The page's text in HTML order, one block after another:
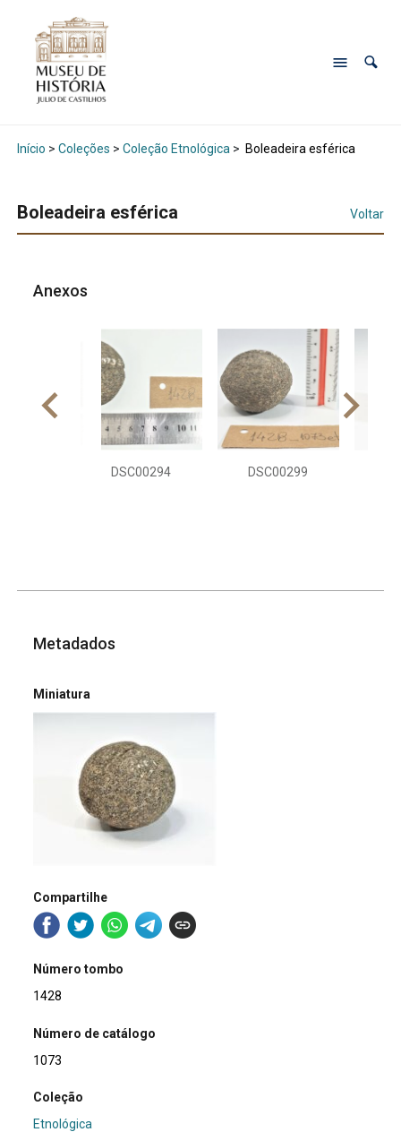
Início > Coleções > Coleção Etnológica > Boleadeira esférica
Boleadeira esférica Voltar
Anexos
DSC00294 DSC00299
Metadados
Miniatura
Compartilhe
Número tombo
1428
Número de catálogo
1073
Coleção
Etnológica